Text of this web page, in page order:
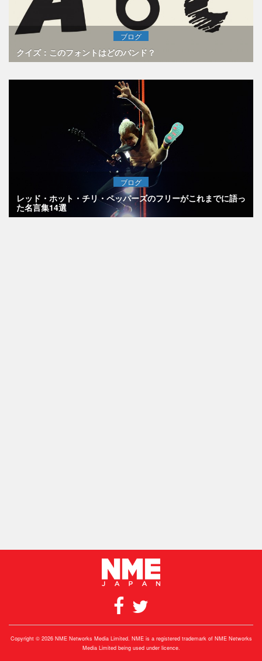
ブログ
クイズ：このフォントはどのバンド？
ブログ
レッド・ホット・チリ・ペッパーズのフリーがこれまでに語っ
た名言集14選
Copyright © 2026 NME Networks Media Limited. NME is a registered trademark of NME Networks
Media Limited being used under licence.